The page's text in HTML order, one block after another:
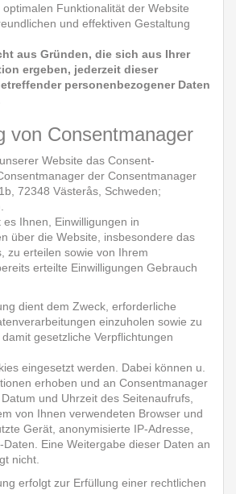
Funktionalität der Website
und effektiven Gestaltung
aus Gründen, die sich aus Ihrer
ergeben, jederzeit dieser
personenbezogener Daten
von Consentmanager
Website das Consent-
der Consentmanager
72348 Västerås, Schweden;
es Ihnen, Einwilligungen in
über die Website, insbesondere das
zu erteilen sowie von Ihrem
erteilte Einwilligungen Gebrauch
dient dem Zweck, erforderliche
einzuholen sowie zu
gesetzliche Verpflichtungen
eingesetzt werden. Dabei können u.
erhoben und an Consentmanager
und Uhrzeit des Seitenaufrufs,
von Ihnen verwendeten Browser und
Gerät, anonymisierte IP-Adresse,
Eine Weitergabe dieser Daten an
nicht.
erfolgt zur Erfüllung einer rechtlichen